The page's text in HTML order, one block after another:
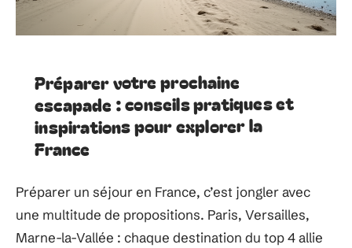
Préparer votre prochaine
escapade : conseils pratiques et
inspirations pour explorer la
France
Préparer un séjour en France, c’est jongler avec
une multitude de propositions. Paris, Versailles,
Marne-la-Vallée : chaque destination du top 4 allie